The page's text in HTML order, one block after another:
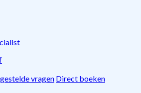
vragen Direct boeken